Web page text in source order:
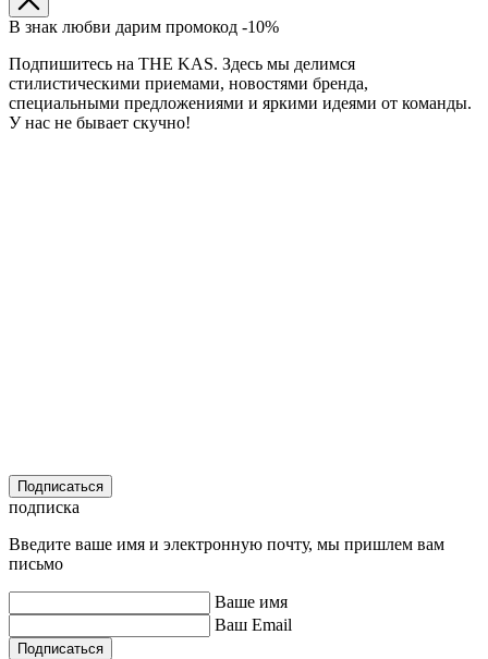
В знак любви дарим промокод -10%
Подпишитесь на THE KAS. Здесь мы делимся
стилистическими приемами, новостями бренда,
специальными предложениями и яркими идеями от команды.
У нас не бывает скучно!
Подписаться
подписка
Введите ваше имя и электронную почту, мы пришлем вам
письмо
Ваше имя
Ваш Email
Подписаться